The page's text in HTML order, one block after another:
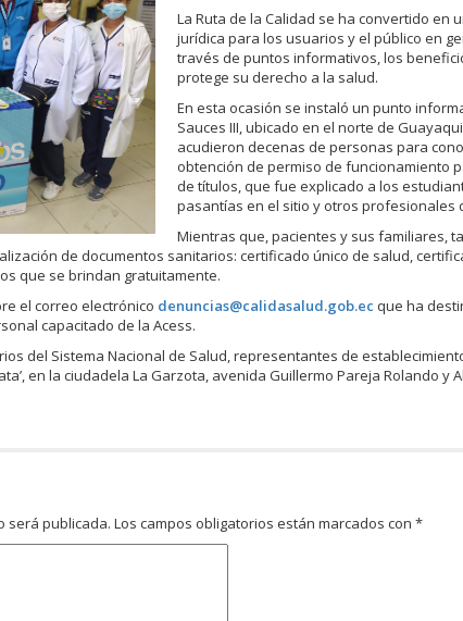
La Ruta de la Calidad se ha convertido en
jurídica para los usuarios y el público en
través de puntos informativos, los
protege su derecho a la salud.
En esta ocasión se instaló un punto
Sauces III, ubicado en el norte de
acudieron decenas de personas para
obtención de permiso de funcionamiento
de títulos, que fue explicado a los
pasantías en el sitio y otros profesionales
Mientras que, pacientes y sus familiares,
de documentos sanitarios: certificado único de salud,
que se brindan gratuitamente.
el correo electrónico denuncias@calidasalud.gob.ec que ha
capacitado de la Acess.
del Sistema Nacional de Salud, representantes de
en la ciudadela La Garzota, avenida Guillermo Pareja Rolando y
será publicada. Los campos obligatorios están marcados con*